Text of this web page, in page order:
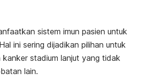
sistem imun pasien untuk
ini sering dijadikan pilihan untuk
kanker stadium lanjut yang tidak
lain.